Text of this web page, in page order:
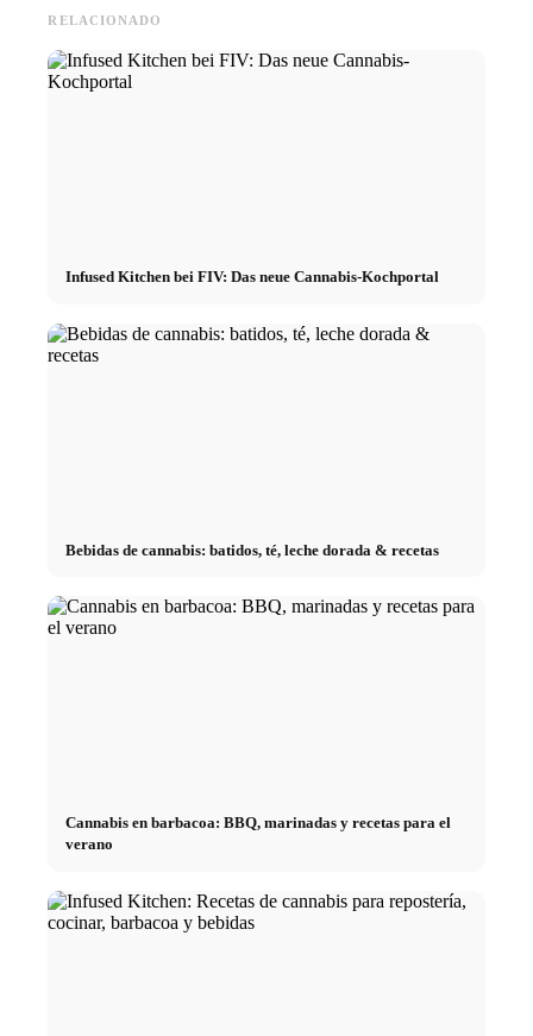
RELACIONADO
Infused Kitchen bei FIV: Das neue Cannabis-Kochportal
Bebidas de cannabis: batidos, té, leche dorada & recetas
Cannabis en barbacoa: BBQ, marinadas y recetas para el
verano